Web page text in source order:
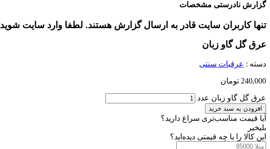
گزارش نادرستی مشخصات
تنها کاربران سایت قادر به ارسال گزارش هستند. لطفا وارد سایت شوید
عرق گل گاو زبان
دسته : عرقیات سنتی
240,000 تومان
عرق گل گاو زبان عدد
افزودن به سبد خرید
آیا قیمت مناسب‌تری سراغ دارید؟
بلیخیر
این کالا را با چه قیمتی دیده‌اید؟